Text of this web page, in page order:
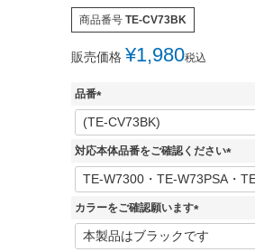
商品番号 TE-CV73BK
販売価格 ¥1,980税込
品番
(
必
須
対応本体品番をご確認ください
(
必
カラーをご確認願います
(
必